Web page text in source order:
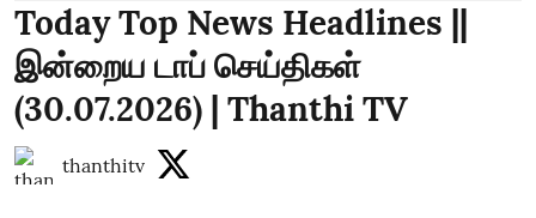
Today Top News Headlines ||
இன்றைய டாப் செய்திகள்
(30.07.2026) | Thanthi TV
thanthitv